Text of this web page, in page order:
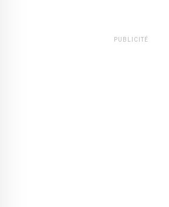
PUBLICITÉ